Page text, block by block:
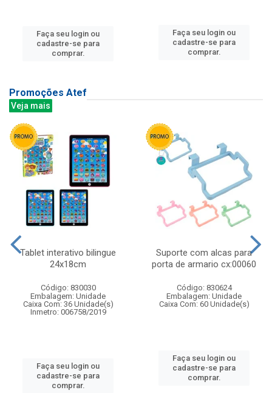
Faça seu login ou
cadastre-se para
comprar.
Faça seu login ou
cadastre-se para
comprar.
Promoções Atef
Veja mais
Tablet interativo bilingue
24x18cm
Código: 830030
Embalagem: Unidade
Caixa Com: 36 Unidade(s)
Inmetro: 006758/2019
Faça seu login ou
cadastre-se para
comprar.
Suporte com alcas para
porta de armario cx:00060
Código: 830624
Embalagem: Unidade
Caixa Com: 60 Unidade(s)
Faça seu login ou
cadastre-se para
comprar.